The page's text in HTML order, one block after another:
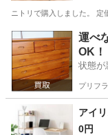
ニトリで購入しました。
神奈川 大和市 つ
運べ
OK！
状態が
プリフラ
アイ
0円